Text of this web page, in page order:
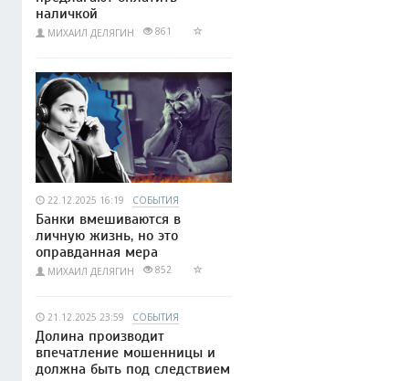
наличкой
МИХАИЛ ДЕЛЯГИН 861
22.12.2025 16:19 СОБЫТИЯ
Банки вмешиваются в
личную жизнь, но это
оправданная мера
МИХАИЛ ДЕЛЯГИН 852
21.12.2025 23:59 СОБЫТИЯ
Долина производит
впечатление мошенницы и
должна быть под следствием